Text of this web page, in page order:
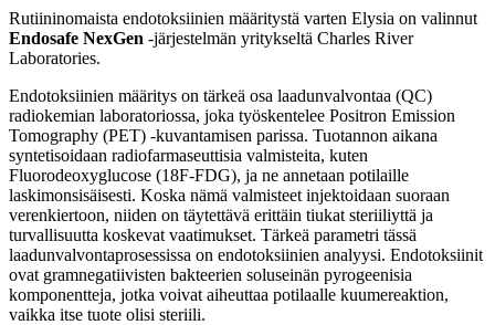
Rutiininomaista endotoksiinien määritystä varten Elysia on valinnut
Endosafe NexGen -järjestelmän yritykseltä Charles River
Laboratories.
Endotoksiinien määritys on tärkeä osa laadunvalvontaa (QC)
radiokemian laboratoriossa, joka työskentelee Positron Emission
Tomography (PET) -kuvantamisen parissa. Tuotannon aikana
syntetisoidaan radiofarmaseuttisia valmisteita, kuten
Fluorodeoxyglucose (18F-FDG), ja ne annetaan potilaille
laskimonsisäisesti. Koska nämä valmisteet injektoidaan suoraan
verenkiertoon, niiden on täytettävä erittäin tiukat steriiliyttä ja
turvallisuutta koskevat vaatimukset. Tärkeä parametri tässä
laadunvalvontaprosessissa on endotoksiinien analyysi. Endotoksiinit
ovat gramnegatiivisten bakteerien soluseinän pyrogeenisia
komponentteja, jotka voivat aiheuttaa potilaalle kuumereaktion,
vaikka itse tuote olisi steriili.